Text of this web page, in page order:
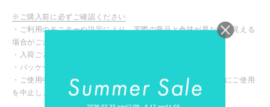
※ご購入前に必ずご確認ください
・ご利用のモニターや設定により、実際の商品と色味が異なって見える
場合がございます。
・入荷ごとに色味や仕様が変わる場合がございます。
・パッケージや台紙等が変わる場合がございます。
・ご使用中、皮膚にかゆみや腫れなど異常を感じた場合は直ちにご使用
を中止し、専門医にご相談ください。